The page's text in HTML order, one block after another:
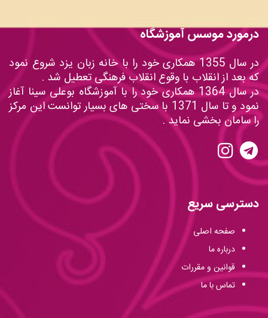
درمورد موسس آموزشگاه
در سال 1355 همکاری خود را با خانه زبان یزد شروع نمود
که بعد از انقلاب با وقوع انقلاب فرهنگی تعطیل شد .
در سال 1364 همکاری خود را با آموزشگاه بوعلی سینا آغاز
نمود و تا سال 1371 با سختی های بسیار توانست این مرکز
را سامان بخشی نماید .
دسترسی سریع
صفحه اصلی
درباره ما
قوانین و مقررات
تماس با ما